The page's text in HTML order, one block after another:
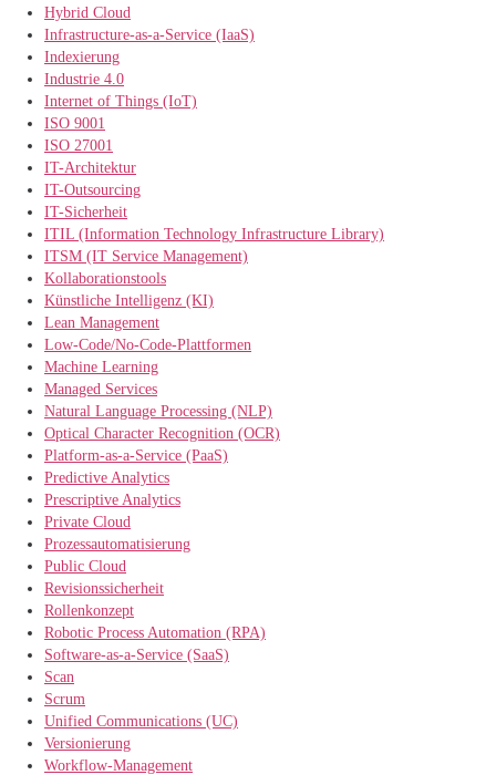
Hybrid Cloud
Infrastructure-as-a-Service (IaaS)
Indexierung
Industrie 4.0
Internet of Things (IoT)
ISO 9001
ISO 27001
IT-Architektur
IT-Outsourcing
IT-Sicherheit
ITIL (Information Technology Infrastructure Library)
ITSM (IT Service Management)
Kollaborationstools
Künstliche Intelligenz (KI)
Lean Management
Low-Code/No-Code-Plattformen
Machine Learning
Managed Services
Natural Language Processing (NLP)
Optical Character Recognition (OCR)
Platform-as-a-Service (PaaS)
Predictive Analytics
Prescriptive Analytics
Private Cloud
Prozessautomatisierung
Public Cloud
Revisionssicherheit
Rollenkonzept
Robotic Process Automation (RPA)
Software-as-a-Service (SaaS)
Scan
Scrum
Unified Communications (UC)
Versionierung
Workflow-Management